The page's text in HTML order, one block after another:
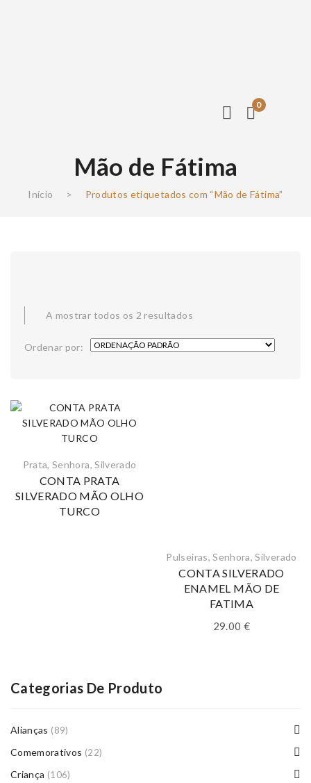
0
Mão de Fátima
Início > Produtos etiquetados com “Mão de Fátima”
A mostrar todos os 2 resultados
Ordenar por:
Prata,Senhora,Silverado
CONTA PRATA
SILVERADO MÃO OLHO
TURCO
Pulseiras,Senhora,Silverado
CONTA SILVERADO
ENAMEL MÃO DE
FATIMA
29.00 €
Categorias De Produto
Alianças (89)
Comemorativos (22)
Criança (106)